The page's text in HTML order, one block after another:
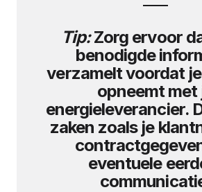
Tip:Zorg ervoor
benodigde
verzamelt voordat
opneemt met
energieleverancier.
zaken zoals je
eventuele